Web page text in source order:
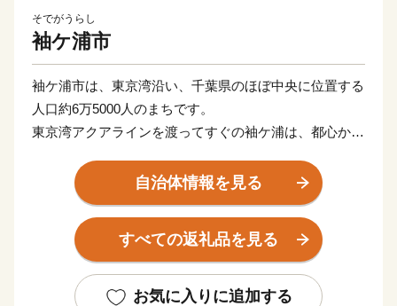
そでがうらし
袖ケ浦市
袖ケ浦市は、東京湾沿い、千葉県のほぼ中央に位置する
人口約6万5000人のまちです。
東京湾アクアラインを渡ってすぐの袖ケ浦は、都心から
特徴です。
東京湾に面した臨海部はエネルギーや石油化学などの大
規模な工場が立地する一方で、内陸部には豊かな田園風
景が広がります。
プ、四季を通じて味覚狩りが楽しめます。
自治体情報を見る
すべての返礼品を見る
お気に入りに追加する